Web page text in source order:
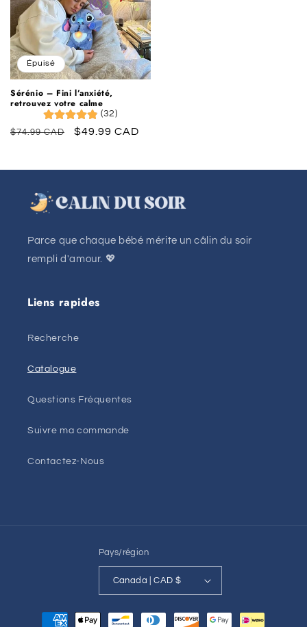
Épuisé
Sérénio – Fini l’anxiété,
retrouvez votre calme
(32)
Prix
$74.99 CAD
Prix
$49.99 CAD
Parce que chaque bébé mérite un câlin du soir
rempli d'amour. 💖
Liens rapides
Recherche
Catalogue
Questions Fréquentes
Suivre ma commande
Contactez-Nous
Pays/région
Canada | CAD $
Moyens